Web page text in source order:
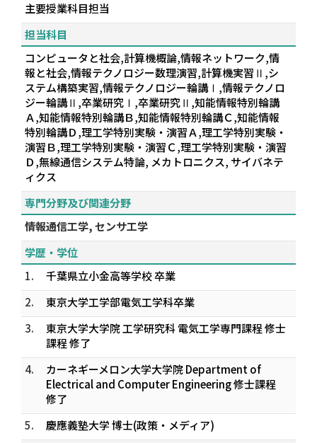
主要授業科目担当
担当科目
コンピュータと社会,計算機概論,情報ネットワーク,情
報と社会,情報テクノロジー数理演習,計算機実習Ⅱ,シ
ステム構築実習,情報テクノロジー輪講Ⅰ,情報テクノロ
ジー輪講Ⅱ,卒業研究Ⅰ,卒業研究Ⅱ,知能情報特別輪講
Ａ,知能情報特別輪講Ｂ,知能情報特別輪講Ｃ,知能情報
特別輪講Ｄ,理工学特別実験・演習Ａ,理工学特別実験・
演習Ｂ,理工学特別実験・演習Ｃ,理工学特別実験・演習
Ｄ,無線通信システム特論, メカトロニクス, サイバネテ
ィクス
専門分野及び関連分野
情報通信工学, センサ工学
学歴・学位
1.
千葉県立小金高等学校 卒業
2.
東京大学工学部電気工学科卒業
3.
東京大学大学院 工学研究科 電気工学専門課程 修士
課程 修了
4.
カーネギーメロン大学大学院 Department of
Electrical and Computer Engineering 修士課程
修了
5.
慶應義塾大学 博士(政策・メディア)